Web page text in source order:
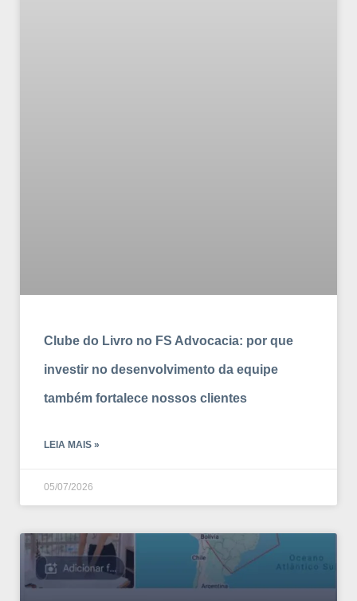
Clube do Livro no FS Advocacia: por que
investir no desenvolvimento da equipe
também fortalece nossos clientes
LEIA MAIS »
05/07/2026